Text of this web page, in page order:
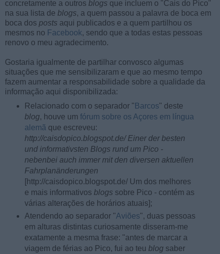
concretamente a outros blogs que incluem o "Cais do Pico"
na sua lista de blogs, a quem passou a palavra de boca em
boca dos posts aqui publicados e a quem partilhou os
mesmos no Facebook, sendo que a todas estas pessoas
renovo o meu agradecimento.
Gostaria igualmente de partilhar convosco algumas
situações que me sensibilizaram e que ao mesmo tempo
fazem aumentar a responsabilidade sobre a qualidade da
informação aqui disponibilizada:
Relacionado com o separador " Barcos" deste
blog, houve um fórum sobre os Açores em língua
alemã que escreveu:
http://caisdopico.blogspot.de/ Einer der besten
und informativsten Blogs rund um Pico -
nebenbei auch immer mit den diversen aktuellen
Fahrplanänderungen
[http://caisdopico.blogspot.de/ Um dos melhores
e mais informativos blogs sobre Pico - contém as
várias alterações de horários atuais];
Atendendo ao separador "Aviões", duas pessoas
em alturas distintas curiosamente disseram-me
exatamente a mesma frase: "antes de marcar a
viagem de férias ao Pico, fui ao teu blogsaber